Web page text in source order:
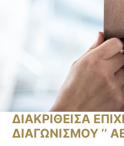
ΔΙΑΚΡΙΘΕΙΣΑ
ΔΙΑΓΩΝΙΣΜΟΥ ‘’